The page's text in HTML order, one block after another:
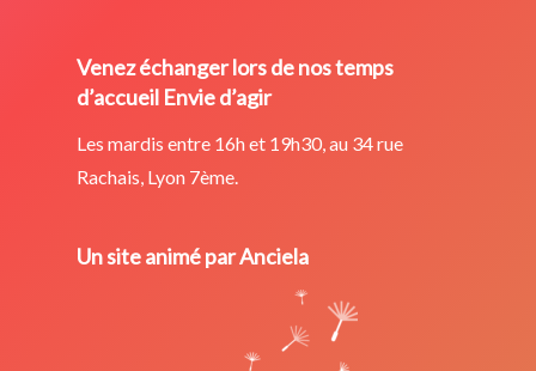
Venez échanger lors de nos temps
d’accueil Envie d’agir
Les mardis entre 16h et 19h30, au 34 rue
Rachais, Lyon 7ème.
Un site animé par Anciela